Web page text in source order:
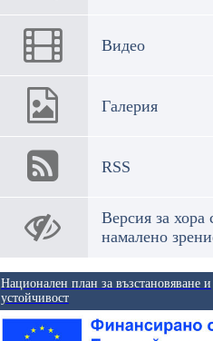
Видео
Галерия
RSS
Версия за хора
намалено
Национален план за възстановяване и
устойчивост